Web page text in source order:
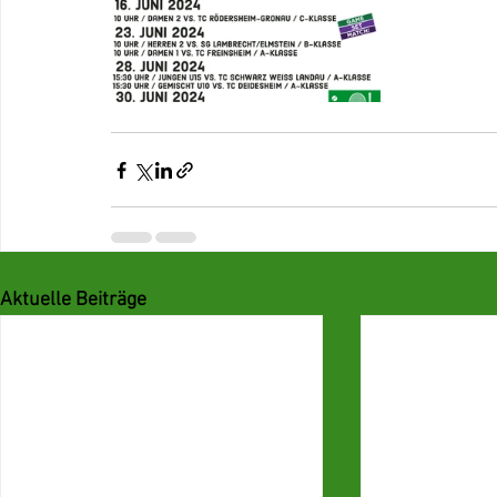
Aktuelle Beiträge